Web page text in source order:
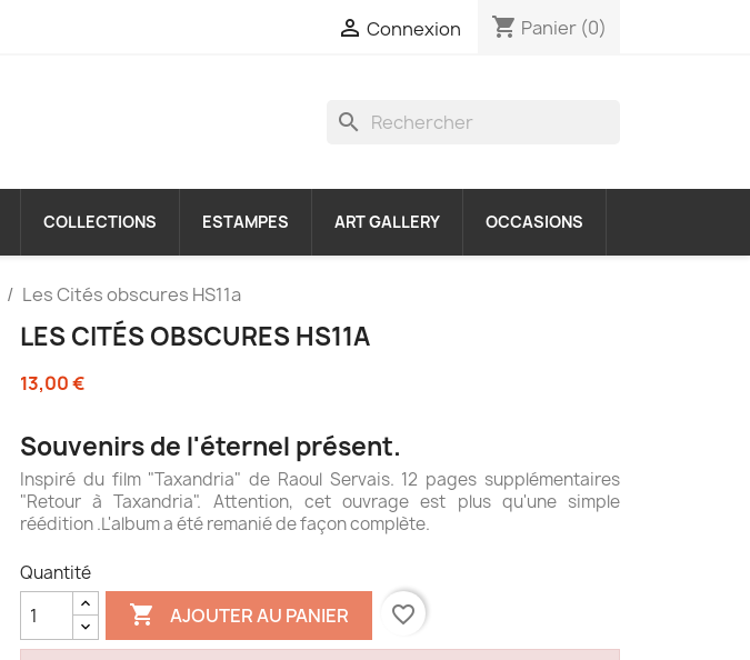
 Connexion shopping_cart Panier (0)
search
COLLECTIONS ESTAMPES ART GALLERY OCCASIONS
Les Cités obscures HS11a
LES CITÉS OBSCURES HS11A
13,00 €
Souvenirs de l'éternel présent.
Inspiré du film "Taxandria" de Raoul Servais. 12 pages supplémentaires
"Retour à Taxandria". Attention, cet ouvrage est plus qu'une simple
réédition .L'album a été remanié de façon complète.
Quantité
 AJOUTER AU PANIER favorite_border